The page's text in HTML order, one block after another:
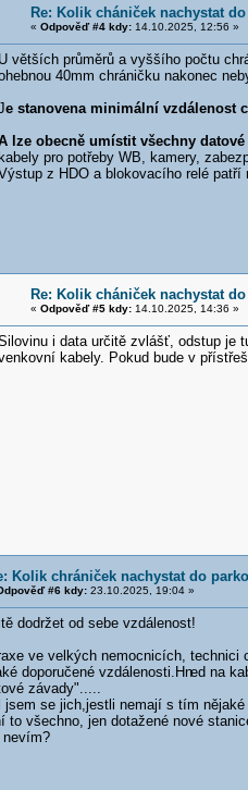
Re: Kolik chániček nachystat
« Odpověď #4 kdy:14.10.2025, 12:56 »
U větších průměrů a vyššího počtu
40mm chráničku nakonec
e stanovena minimální vzdálenost
lze obecně umístit všechny
kabely pro potřeby WB, kamery,
z HDO a blokovacího relé patří
Re: Kolik chániček nachystat
« Odpověď #5 kdy:14.10.2025, 14:36 »
i data určitě zvlášť, odstup je
kabely. Pokud bude v
Kolik chrániček nachystat do
#6 kdy:23.10.2025, 19:04 »
dodržet od sebe vzdálenost!
ve velkých nemocnicích,
doporučené vzdálenosti.Hned na
závady".....
jsem se jich,jestli nemají s tím
to všechno, jen dotažené nové
nevím?